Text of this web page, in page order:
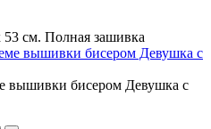
см. Полная зашивка
вышивки бисером Девушка с